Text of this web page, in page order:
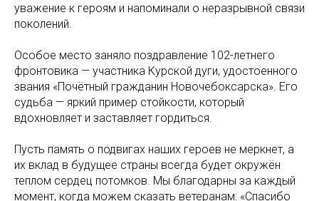
уважение к героям и напоминали о неразрывной связи
поколений.
Особое место заняло поздравление 102-летнего
фронтовика — участника Курской дуги, удостоенного
звания «Почётный гражданин Новочебоксарска». Его
судьба — яркий пример стойкости, который
вдохновляет и заставляет гордиться.
Пусть память о подвигах наших героев не меркнет, а
их вклад в будущее страны всегда будет окружён
теплом сердец потомков. Мы благодарны за каждый
момент, когда можем сказать ветеранам: «Спасибо